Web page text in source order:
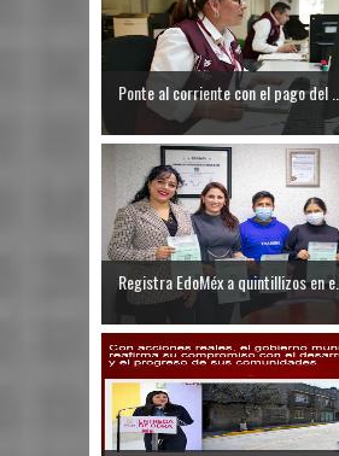
Ponte al corriente con el pago del ...
Registra EdoMéx a quintillizos en e...